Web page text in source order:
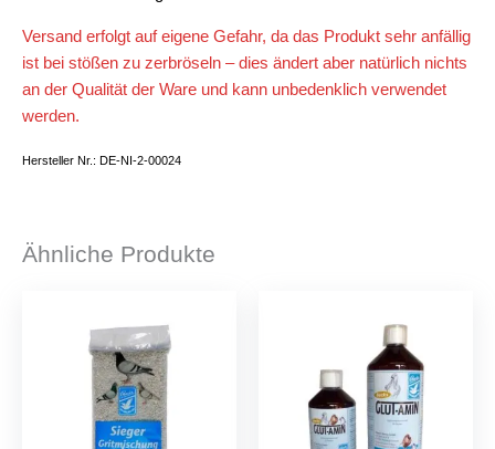
Versand erfolgt auf eigene Gefahr, da das Produkt sehr anfällig
ist bei stößen zu zerbröseln – dies ändert aber natürlich nichts
an der Qualität der Ware und kann unbedenklich verwendet
werden.
Hersteller Nr.: DE-NI-2-00024
Ähnliche Produkte